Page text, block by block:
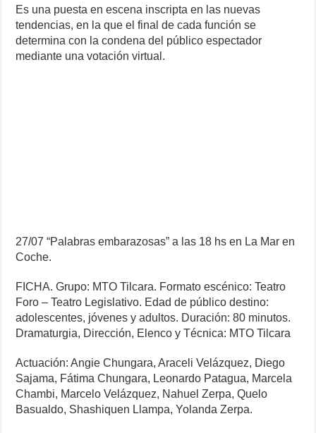
Es una puesta en escena inscripta en las nuevas
tendencias, en la que el final de cada función se
determina con la condena del público espectador
mediante una votación virtual.
27/07 “Palabras embarazosas” a las 18 hs en La Mar en
Coche.
FICHA. Grupo: MTO Tilcara. Formato escénico: Teatro
Foro – Teatro Legislativo. Edad de público destino:
adolescentes, jóvenes y adultos. Duración: 80 minutos.
Dramaturgia, Dirección, Elenco y Técnica: MTO Tilcara
Actuación: Angie Chungara, Araceli Velázquez, Diego
Sajama, Fátima Chungara, Leonardo Patagua, Marcela
Chambi, Marcelo Velázquez, Nahuel Zerpa, Quelo
Basualdo, Shashiquen Llampa, Yolanda Zerpa.